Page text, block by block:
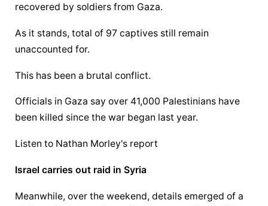
recovered by soldiers from Gaza.
As it stands, total of 97 captives still remain
unaccounted for.
This has been a brutal conflict.
Officials in Gaza say over 41,000 Palestinians have
been killed since the war began last year.
Listen to Nathan Morley's report
Israel carries out raid in Syria
Meanwhile, over the weekend, details emerged of a